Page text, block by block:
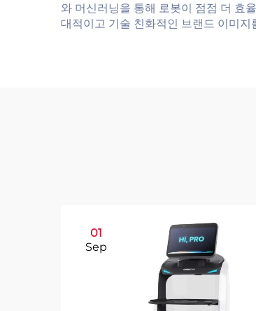
와 머신러닝을 통해 로봇이 점점 더 효
대적이고 기술 친화적인 브랜드 이미
01
Sep